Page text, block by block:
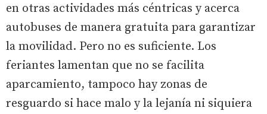
en otras actividades más céntricas y acerca
autobuses de manera gratuita para garantizar
la movilidad. Pero no es suficiente. Los
feriantes lamentan que no se facilita
aparcamiento, tampoco hay zonas de
resguardo si hace malo y la lejanía ni siquiera